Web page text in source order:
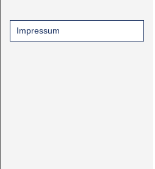
Impressum